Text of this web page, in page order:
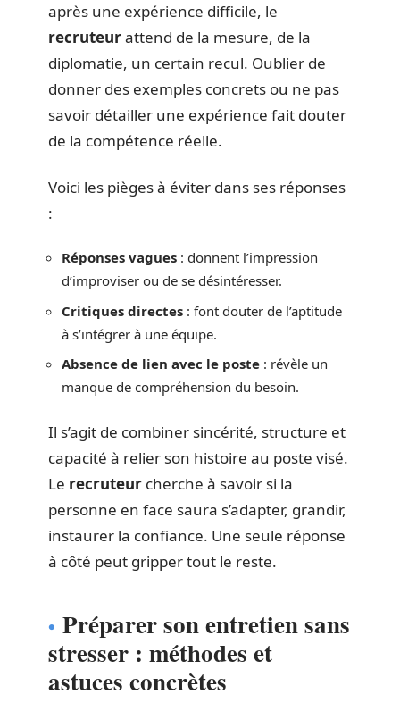
après une expérience difficile, le
recruteurattend de la mesure, de la
diplomatie, un certain recul. Oublier de
donner des exemples concrets ou ne pas
savoir détailler une expérience fait douter
de la compétence réelle.
Voici les pièges à éviter dans ses réponses
:
Réponses vagues : donnent l’impression
d’improviser ou de se désintéresser.
Critiques directes : font douter de l’aptitude
à s’intégrer à une équipe.
Absence de lien avec le poste : révèle un
manque de compréhension du besoin.
Il s’agit de combiner sincérité, structure et
capacité à relier son histoire au poste visé.
Le recruteur cherche à savoir si la
personne en face saura s’adapter, grandir,
instaurer la confiance. Une seule réponse
à côté peut gripper tout le reste.
Préparer son entretien sans
stresser : méthodes et
astuces concrètes